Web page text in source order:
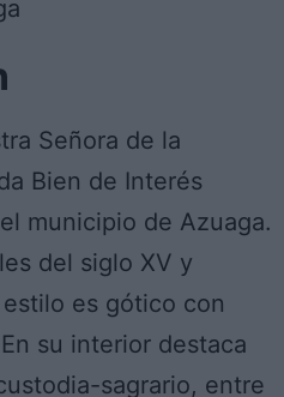
Señora de la
Bien de Interés
municipio de Azuaga.
del siglo XV y
es gótico con
su interior destaca
sagrario, entre